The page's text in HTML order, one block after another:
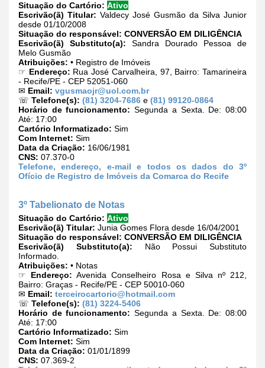
Situação do Cartório: Ativo
Escrivão(ã) Titular: Valdecy José Gusmão da Silva Junior
desde 01/10/2008
Situação do responsável: CONVERSÃO EM DILIGÊNCIA
Escrivão(ã) Substituto(a): Sandra Dourado Pessoa de
Melo Gusmão
Atribuições: • Registro de Imóveis
☞ Endereço: Rua José Carvalheira, 97, Bairro: Tamarineira
- Recife/PE - CEP 52051-060
✉ Email: vgusmaojr@uol.com.br
☏ Telefone(s): (81) 3204-7686 e (81) 99120-0864
Horário de funcionamento: Segunda a Sexta. De: 08:00
Até: 17:00
Cartório Informatizado: Sim
Com Internet: Sim
Data da Criação: 16/06/1981
CNS: 07.370-0
Telefone, endereço, e-mail e todos os dados do 3º
Ofício de Registro de Imóveis da Comarca do Recife
3º Tabelionato de Notas
Situação do Cartório: Ativo
Escrivão(ã) Titular: Junia Gomes Flora desde 16/04/2001
Situação do responsável: CONVERSÃO EM DILIGÊNCIA
Escrivão(ã) Substituto(a): Não Possui Substituto
Informado.
Atribuições: • Notas
☞ Endereço: Avenida Conselheiro Rosa e Silva nº 212,
Bairro: Graças - Recife/PE - CEP 50010-060
✉ Email: terceirocartorio@hotmail.com
☏ Telefone(s): (81) 3224-5406
Horário de funcionamento: Segunda a Sexta. De: 08:00
Até: 17:00
Cartório Informatizado: Sim
Com Internet: Sim
Data da Criação: 01/01/1899
CNS: 07.369-2